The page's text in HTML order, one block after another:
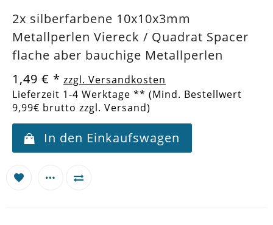
2x silberfarbene 10x10x3mm
Metallperlen Viereck / Quadrat Spacer
flache aber bauchige Metallperlen
1,49 € * zzgl. Versandkosten
Lieferzeit 1-4 Werktage ** (Mind. Bestellwert
9,99€ brutto zzgl. Versand)
In den Einkaufswagen